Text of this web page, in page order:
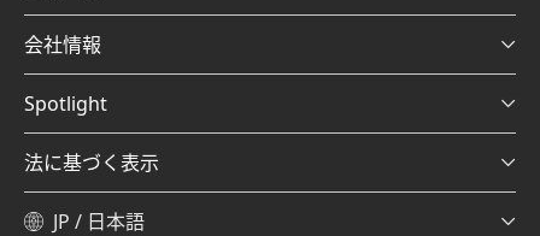
会社情報
Spotlight
法に基づく表示
JP / 日本語